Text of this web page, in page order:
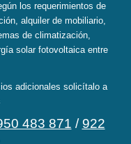
los requerimientos de
alquiler de mobiliario,
de climatización,
solar fotovoltaica entre
adicionales solicítalo a
483 871 / 922